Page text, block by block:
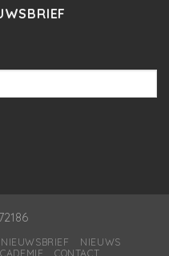
NIEUWSBRIEF
NIEUWS
CONTACT